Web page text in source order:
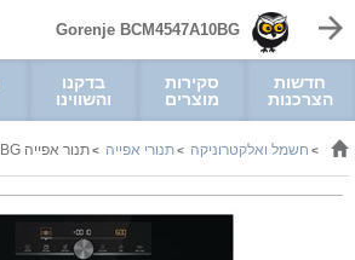
Gorenje BCM4547A10BG
חדשות
הצרכנות
סקירות
מוצרים
בדקנו
והשווינו
> חשמל ואלקטרוניקה >תנורי אפייה >תנור אפייה Gorenje BCM4547A10BG